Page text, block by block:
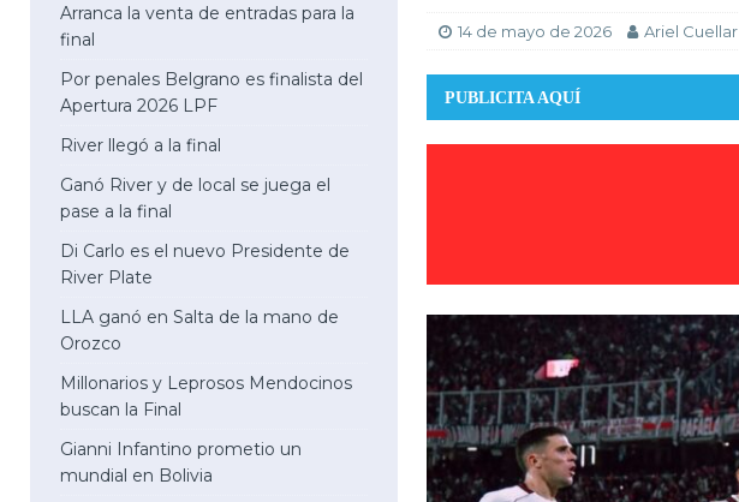
14 de mayo de 2026 Ariel Cuellar
PUBLICITA AQUÍ
Arranca la venta de entradas para la
final
Por penales Belgrano es finalista del
Apertura 2026 LPF
River llegó a la final
Ganó River y de local se juega el
pase a la final
Di Carlo es el nuevo Presidente de
River Plate
LLA ganó en Salta de la mano de
Orozco
Millonarios y Leprosos Mendocinos
buscan la Final
Gianni Infantino prometio un
mundial en Bolivia